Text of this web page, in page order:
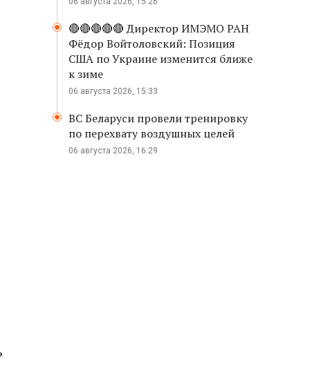
🔴🔴🔴🔴🔴 Директор ИМЭМО РАН
Фёдор Войтоловский: Позиция
США по Украине изменится ближе
к зиме
06 августа 2026, 15:33
ВС Беларуси провели тренировку
по перехвату воздушных целей
06 августа 2026, 16:29